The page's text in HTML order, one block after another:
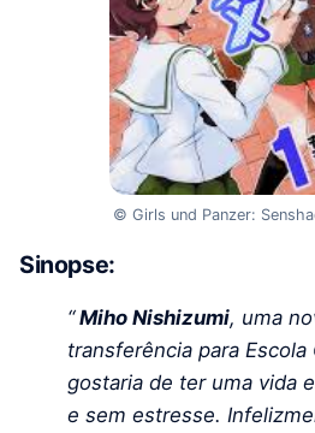
© Girls und Panzer:
Sinopse:
“Miho Nishizumi, uma
transferência para Escola
gostaria de ter uma vida
e sem estresse.